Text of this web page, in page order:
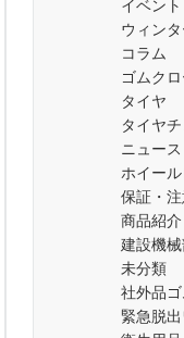
イベント
ウィン
コラム
ゴムク
タイヤ
タイヤ
ニュース
ホイー
保証・
商品紹介
建設機
未分類
社外品
緊急脱